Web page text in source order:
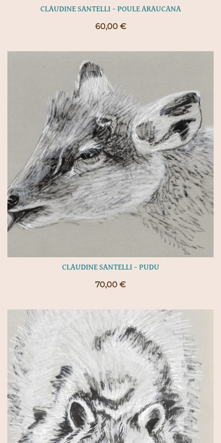
CLAUDINE SANTELLI – POULE ARAUCANA
60,00 €
CLAUDINE SANTELLI – PUDU
70,00 €